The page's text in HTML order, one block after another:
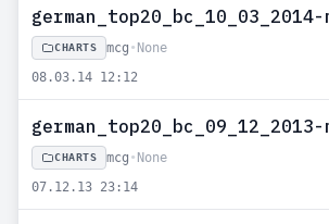
german_top20_bc_10_03_2014-
CHARTS mcg • None
08.03.14 12:12
german_top20_bc_09_12_2013-
CHARTS mcg • None
07.12.13 23:14